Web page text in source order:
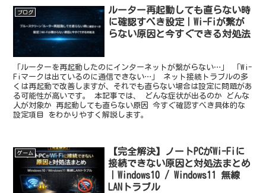
ブログ
ルーター再起動しても直らない時
に確認すべき設定｜Wi-Fiが繋が
らない原因と今すぐできる対処法
「ルーターを再起動したのにインターネットが繋がらない…」 「Wi-
Fiマークは出ているのに通信できない…」 ネット接続トラブルの多
くは再起動で改善しますが、それでも直らない場合は設定に問題があ
る可能性が高いです。 本記事では、 どんな症状が出るのか どんな
人が対象か 再起動しても直らない原因 今すぐ確認すべき具体的な
設定項目 をわかりやすく解説します。
ゲーム
【完全解決】ノートPCがWi-Fiに
接続できない原因と対処法まとめ
｜Windows10 / Windows11 無線
LANトラブル